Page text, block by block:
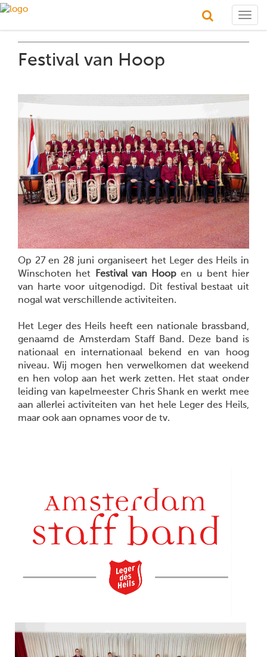
Festival van Hoop
Op 27 en 28 juni organiseert het Leger des Heils in
Winschoten het
Festival van Hoop en u bent hier
van harte voor uitgenodigd. Dit festival bestaat uit
nogal wat verschillende activiteiten.
Het Leger des Heils heeft een nationale brassband,
genaamd de Amsterdam Staff Band. Deze band is
nationaal en internationaal bekend en van hoog
niveau. Wij mogen hen verwelkomen dat weekend
en hen volop aan het werk zetten. Het staat onder
leiding van kapelmeester Chris Shank en werkt mee
aan allerlei activiteiten van het hele Leger des Heils,
maar ook aan opnames voor de tv.